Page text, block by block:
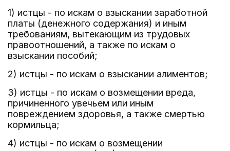
1) истцы - по искам о взыскании заработной
платы (денежного содержания) и иным
требованиям, вытекающим из трудовых
правоотношений, а также по искам о
взыскании пособий;
2) истцы - по искам о взыскании алиментов;
3) истцы - по искам о возмещении вреда,
причиненного увечьем или иным
повреждением здоровья, а также смертью
кормильца;
4) истцы - по искам о возмещении